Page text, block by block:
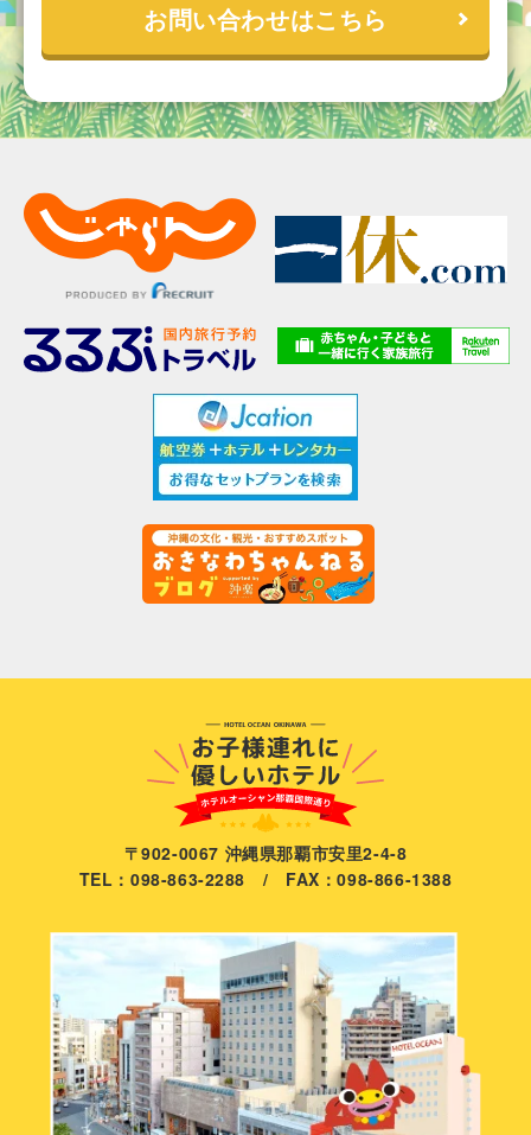
お問い合わせはこちら
〒902-0067 沖縄県那覇市安里2-4-8
TEL：098-863-2288 / FAX：098-866-1388